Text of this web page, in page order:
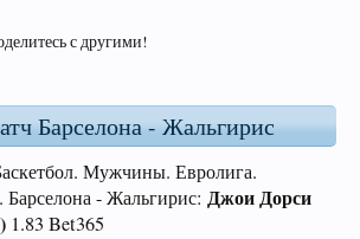
с другими!
Барселона - Жальгирис
Мужчины. Евролига.
Барселона - Жальгирис: Джои Дорси
1.83 Bet365